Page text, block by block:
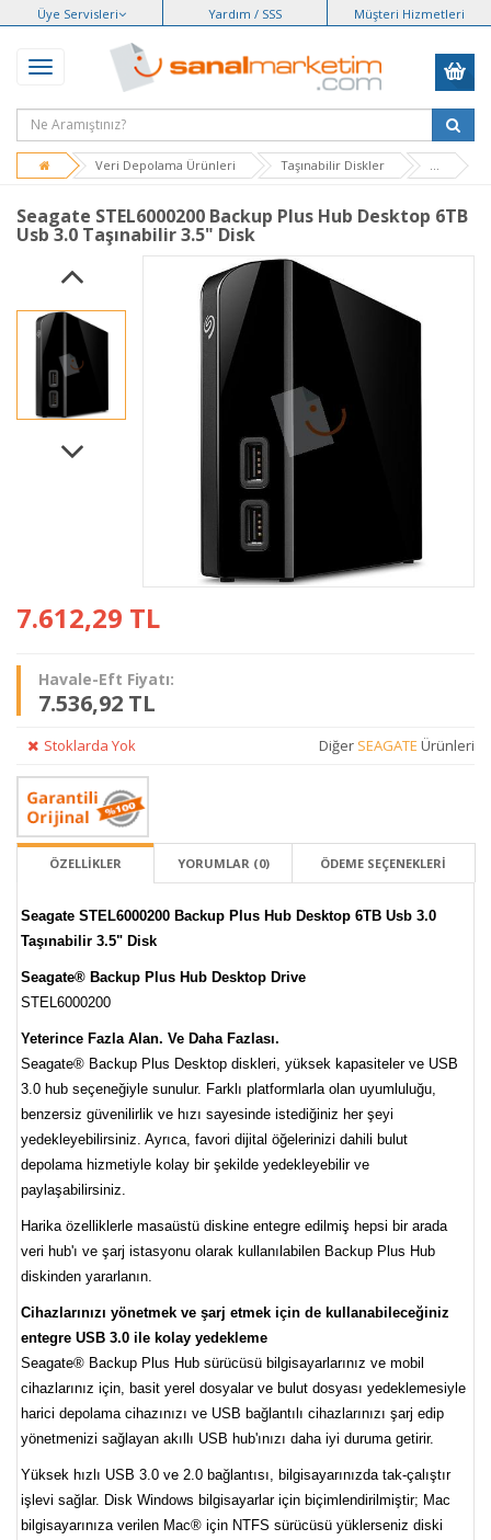
Üye Servisleri Yardım / SSS Müşteri Hizmetleri
Veri Depolama Ürünleri Taşınabilir Diskler
Seagate STEL6000200 Backup Plus Hub Desktop 6TB
Usb 3.0 Taşınabilir 3.5" Disk
7.612,29 TL
Havale-Eft Fiyatı:
7.536,92 TL
Stoklarda Yok Diğer SEAGATE Ürünleri
ÖZELLİKLER YORUMLAR (0) ÖDEME SEÇENEKLERI
Seagate STEL6000200 Backup Plus Hub Desktop 6TB Usb 3.0
Taşınabilir 3.5" Disk
Seagate® Backup Plus Hub Desktop Drive
STEL6000200
Yeterince Fazla Alan. Ve Daha Fazlası.
Seagate® Backup Plus Desktop diskleri, yüksek kapasiteler ve USB
3.0 hub seçeneğiyle sunulur. Farklı platformlarla olan uyumluluğu,
benzersiz güvenilirlik ve hızı sayesinde istediğiniz her şeyi
yedekleyebilirsiniz. Ayrıca, favori dijital öğelerinizi dahili bulut
depolama hizmetiyle kolay bir şekilde yedekleyebilir ve
paylaşabilirsiniz.
Harika özelliklerle masaüstü diskine entegre edilmiş hepsi bir arada
veri hub'ı ve şarj istasyonu olarak kullanılabilen Backup Plus Hub
diskinden yararlanın.
Cihazlarınızı yönetmek ve şarj etmek için de kullanabileceğiniz
entegre USB 3.0 ile kolay yedekleme
Seagate® Backup Plus Hub sürücüsü bilgisayarlarınız ve mobil
cihazlarınız için, basit yerel dosyalar ve bulut dosyası yedeklemesiyle
harici depolama cihazınızı ve USB bağlantılı cihazlarınızı şarj edip
yönetmenizi sağlayan akıllı USB hub'ınızı daha iyi duruma getirir.
Yüksek hızlı USB 3.0 ve 2.0 bağlantısı, bilgisayarınızda tak-çalıştır
işlevi sağlar. Disk Windows bilgisayarlar için biçimlendirilmiştir; Mac
bilgisayarınıza verilen Mac® için NTFS sürücüsü yüklerseniz diski